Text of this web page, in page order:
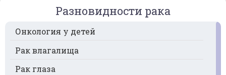
Разновидности рака
Онкология у детей
Рак влагалища
Рак глаза